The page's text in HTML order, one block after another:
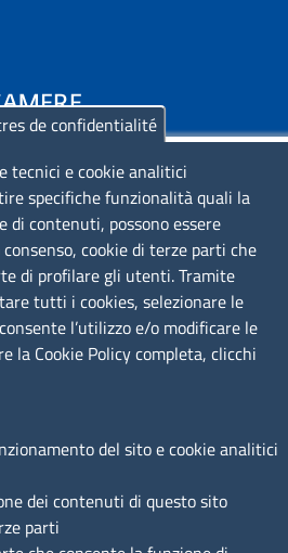
DA
de confidentialité
tecnici e cookie analitici
specifiche funzionalità quali la
di contenuti, possono essere
cookie di terze parti che
di profilare gli utenti. Tramite
tutti i cookies, selezionare le
l’utilizzo e/o modificare le
la Cookie Policy completa, clicchi
del sito e cookie analitici
dei contenuti di questo sito
parti